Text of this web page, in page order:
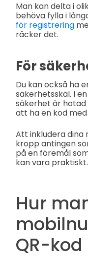
Man kan delta i
behöva fylla i
för registrering
räcker det.
För
Du kan också ha
säkerhetsskäl. I
säkerhet är
att ha en kod
Att inkludera dina
kropp antingen
på en föremål
kan vara praktiskt.
Hur
QR-kod